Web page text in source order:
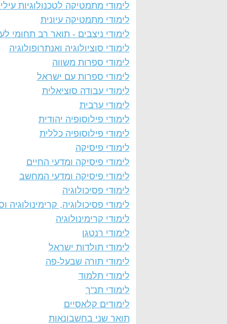
לימודי מתמטיקה לטכנולוגיות
לימודי מתמטיקה עיונית
לימודי ניצבים - תואר רב תחומי
לימודי סוציולוגיה ואנתרופולוגיה
לימודי ספרות משווה
לימודי ספרות עם ישראל
לימודי עבודה סוציאלית
לימודי ערבית
לימודי פילוסופיה יהודית
לימודי פילוסופיה כללית
לימודי פיסיקה
לימודי פיסיקה ומדעי החיים
לימודי פיסיקה ומדעי המחשב
לימודי פסיכולוגיה
לימודי פסיכולוגיה, קרימינולוגיה
לימודי קרימינולוגיה
לימודי רנטגן
לימודי תולדות ישראל
לימודי תורה שבעל-פה
לימודי תלמוד
לימודי תנ"ך
לימודים קלאסיים
תואר שני בחשבונאות